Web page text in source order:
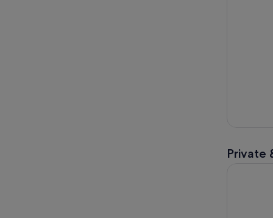
Private